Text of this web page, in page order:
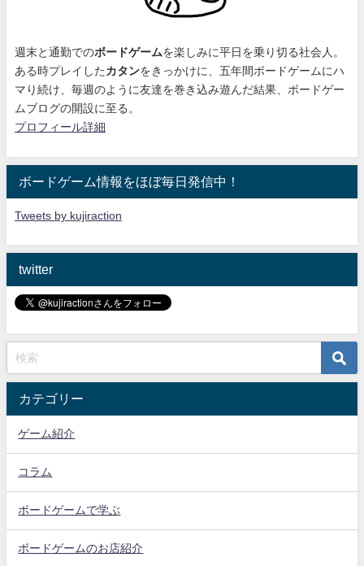
週末と通勤でのボードゲームを楽しみに平日を乗り切る社会人。
ある時プレイした カタンをきっかけに、 五年間ボードゲームにハ
マり続け 、毎週のように友達を巻き込み遊んだ結果、ボードゲー
ムブログの開設に至る。
プロフィール詳細
ボードゲーム情報をほぼ毎日発信中！
Tweets by kujiraction
twitter
カテゴリー
ゲーム紹介
コラム
ボードゲームで学ぶ
ボードゲームのお店紹介